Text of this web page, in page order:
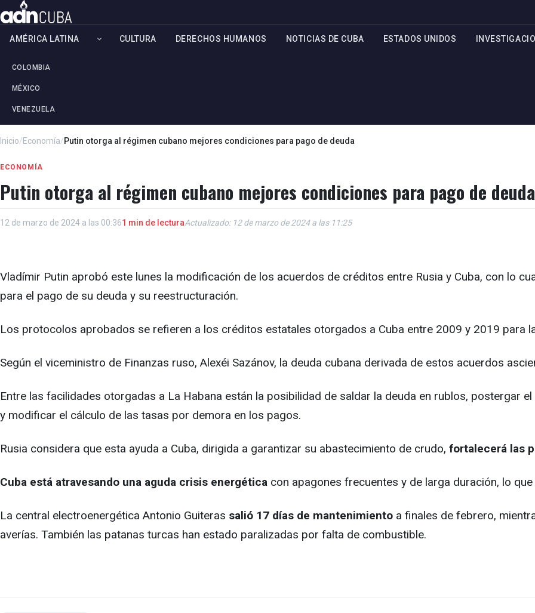
AMÉRICA LATINA
COLOMBIA
MÉXICO
VENEZUELA
CULTURA DERECHOS HUMANOS NOTICIAS DE CUBA ESTADOS UNIDOS
Inicio/Economía/Putin otorga al régimen cubano mejores condiciones para pago de deuda
ECONOMÍA
Putin otorga al régimen cubano mejores condiciones para pago de deuda
12 de marzo de 2024 a las 00:361 min de lecturaActualizado: 12 de marzo de 2024 a las 11:25
Vladímir Putin aprobó este lunes la modificación de los acuerdos de créditos entre Rusia y Cuba, con lo
para el pago de su deuda y su reestructuración.
Los protocolos aprobados se refieren a los créditos estatales otorgados a Cuba entre 2009 y 2019 para
Según el viceministro de Finanzas ruso, Alexéi Sazánov, la deuda cubana derivada de estos acuerdos
Entre las facilidades otorgadas a La Habana están la posibilidad de saldar la deuda en rublos, postergar
y modificar el cálculo de las tasas por demora en los pagos.
Rusia considera que esta ayuda a Cuba, dirigida a garantizar su abastecimiento de crudo, fortalecerá las
Cuba está atravesando una aguda crisis energética con apagones frecuentes y de larga duración, lo
La central electroenergética Antonio Guiteras salió 17 días de mantenimiento a finales de febrero,
averías. También las patanas turcas han estado paralizadas por falta de combustible.